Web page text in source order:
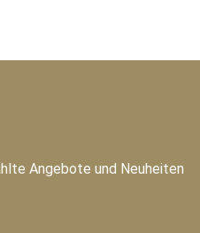
Angebote und Neuheiten